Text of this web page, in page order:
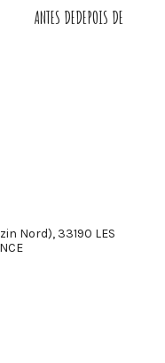
ANTES DEDEPOIS DE
Nord), 33190 LES